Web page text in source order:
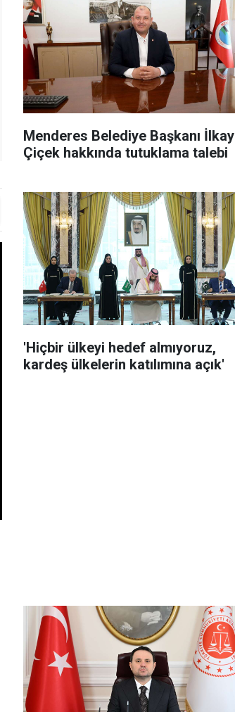
Menderes Belediye Başkanı İlkay
Çiçek hakkında tutuklama talebi
'Hiçbir ülkeyi hedef almıyoruz,
kardeş ülkelerin katılımına açık'